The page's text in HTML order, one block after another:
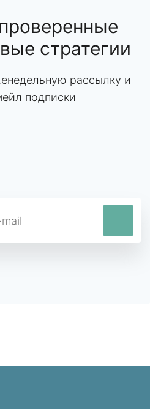
стратегии
рассылку и
подписки